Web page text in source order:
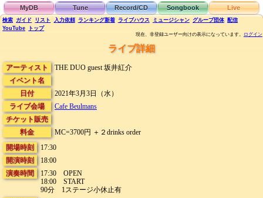
MyDB Tune Record/CD Songbook Live
検索 ガイド リスト 入力依頼 ランキング新着 ライブハウス ミュージシャン グループ団体 配信
YouTube
トップ
現在、非登録ユーザー向けの表示になっています。 ログイン
ライブ詳細
アーティスト
THE DUO guest 坂井紅介
イベント名
日付
2021年3月3日（水）
ライブ会場
Cafe Beulmans
チケット販売
料金
MC=3700円 ＋２drinks order
開場時刻
17:30
開演時刻
18:00
演奏時間
17:30 OPEN
18:00 START
90分 1ステージ小休止有